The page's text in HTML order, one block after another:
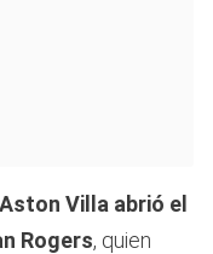
Aston Villa abrió el
Rogers, quien